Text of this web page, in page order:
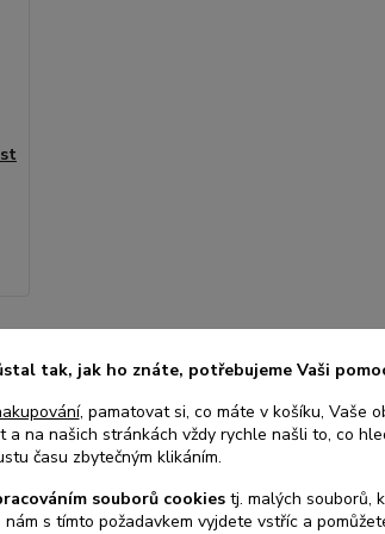
tak, jak ho znáte, potřebujeme Vaši
, pamatovat si, co máte v košíku, Vaše
a na našich stránkách vždy rychle našli to, co
času zbytečným klikáním.
souborů cookies tj. malých souborů,
s tímto požadavkem vyjdete vstříc a